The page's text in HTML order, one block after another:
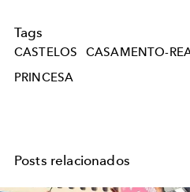
Tags
CASTELOS CASAMENTO-
PRINCESA
Posts relacionados